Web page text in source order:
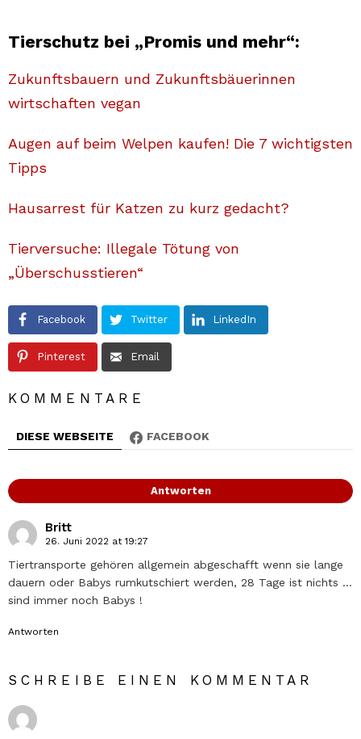
Tierschutz bei „Promis und mehr“:
Zukunftsbauern und Zukunftsbäuerinnen
wirtschaften vegan
Augen auf beim Welpen kaufen! Die 7 wichtigsten
Tipps
Hausarrest für Katzen zu kurz gedacht?
Tierversuche: Illegale Tötung von
„Überschusstieren“
Facebook Twitter LinkedIn
Pinterest Email
KOMMENTARE
DIESE WEBSEITE FACEBOOK
Antworten
Britt
26. Juni 2022 at 19:27
Tiertransporte gehören allgemein abgeschafft wenn sie lange
dauern oder Babys rumkutschiert werden, 28 Tage ist nichts …
sind immer noch Babys !
Antworten
SCHREIBE EINEN KOMMENTAR